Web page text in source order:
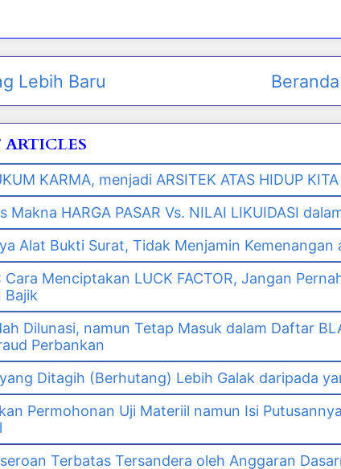
Lebih Baru Beranda
KARMA, menjadi ARSITEK ATAS HIDUP
Makna HARGA PASAR Vs. NILAI LIKUIDASI
Alat Bukti Surat, Tidak Menjamin
Cara Menciptakan LUCK FACTOR, Jangan
Bajik
Dilunasi, namun Tetap Masuk dalam Daftar
Perbankan
Ditagih (Berhutang) Lebih Galak daripada
Permohonan Uji Materiil namun Isi
Terbatas Tersandera oleh Anggaran